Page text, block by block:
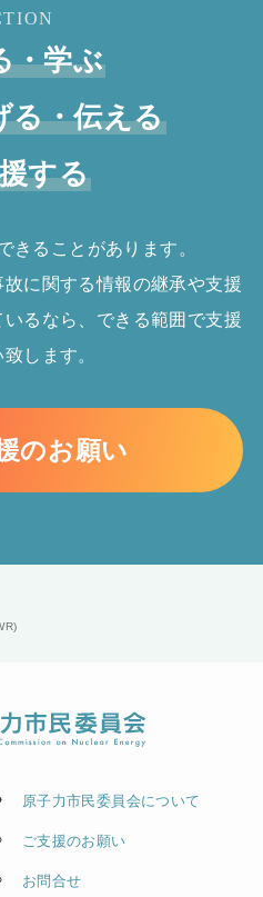
・学ぶ
る・伝える
する
きることがあります。
に関する情報の継承や支援
るなら、できる範囲で支援
します。
のお願い
原子力市民委員会について
ご支援のお願い
お問合せ